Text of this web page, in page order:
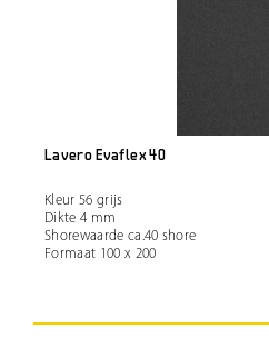
Lavero Evaflex 40
Kleur 56 grijs
Dikte 4 mm
Shorewaarde ca.40 shore
Formaat 100 x 200